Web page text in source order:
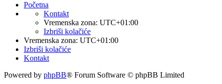
Početna
Kontakt
Vremenska zona: UTC+01:00
Izbriši kolačiće
Vremenska zona: UTC+01:00
Izbriši kolačiće
Kontakt
Powered by phpBB® Forum Software © phpBB Limited